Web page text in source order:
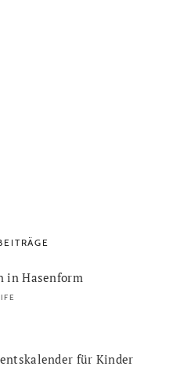
in Hasenform
für Kinder